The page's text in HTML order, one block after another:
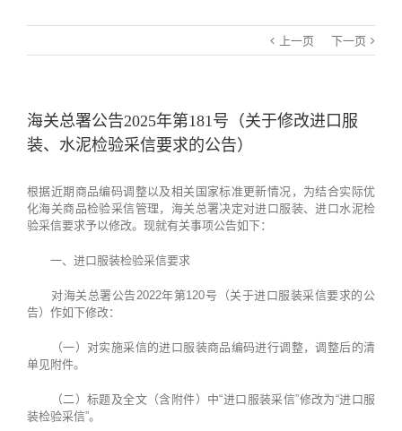
上一页 下一页
海关总署公告2025年第181号（关于修改进口服
装、水泥检验采信要求的公告）
根据近期商品编码调整以及相关国家标准更新情况，为结合实际优
化海关商品检验采信管理，海关总署决定对进口服装、进口水泥检
验采信要求予以修改。现就有关事项公告如下：
一、进口服装检验采信要求
对海关总署公告2022年第120号（关于进口服装采信要求的公
告）作如下修改：
（一）对实施采信的进口服装商品编码进行调整，调整后的清
单见附件。
（二）标题及全文（含附件）中“进口服装采信”修改为“进口服
装检验采信”。